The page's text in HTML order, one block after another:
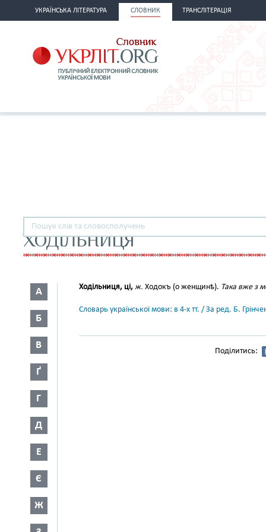
УКРАЇНСЬКА ЛІТЕРАТУРА СЛОВНИК ТРАНСЛІТЕРАЦІЯ
ХОДІЛЬНИЦЯ
А
Б
В
Ґ
Г
Д
Е
Є
Ж
Ходільниця, ці, ж. Ходокъ (о женщинѣ). Така вже з
Словарь української мови: в 4-х тт. / За ред. Б.
Поділитись: